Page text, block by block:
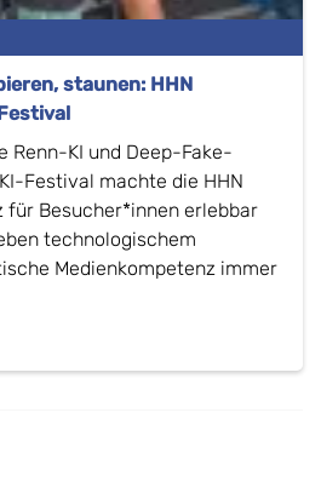
staunen: HHN
Renn-KI und Deep-Fake-
Festival machte die HHN
für Besucher*innen erlebbar
technologischem
Medienkompetenz immer